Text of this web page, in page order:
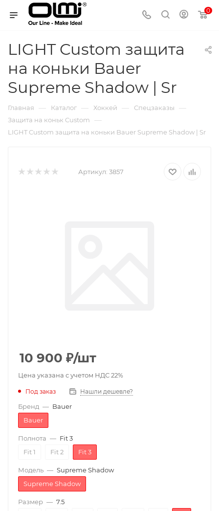
0
LIGHT Custom защита
на коньки Bauer
Supreme Shadow | Sr
Главная — Каталог — Хоккей — Спецзаказы —
Защита на коньк Custom —
LIGHT Custom защита на коньки Bauer Supreme Shadow | Sr
Артикул: 3857
10 900 ₽/шт
Цена указана с учетом НДС 22%
Под заказ Нашли дешевле?
Бренд — Bauer
Bauer
Полнота — Fit 3
Fit 1
Fit 2 Fit 3
Модель — Supreme Shadow
Supreme Shadow
Размер — 7.5